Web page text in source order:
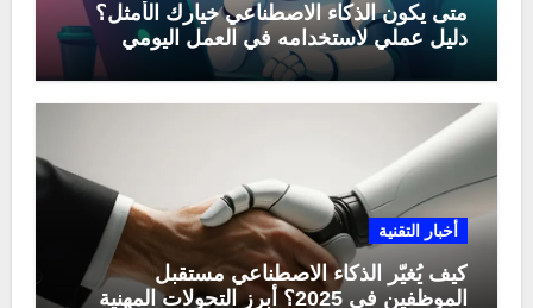
متى يكون الذكاء الاصطناعي خيارك الأمثل؟
دليل عملي لاستخدامه في العمل اليومي
أخبار التقنية
كيف يُغيّر الذكاء الاصطناعي مستقبل
الموظفين في 2025؟ أبرز التحولات المهنية